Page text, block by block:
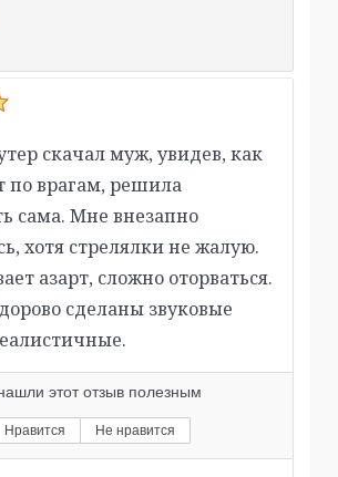
скачал муж, увидев, как
по врагам, решила
сама. Мне внезапно
хотя стрелялки не жалую.
азарт, сложно оторваться.
сделаны звуковые
этот отзыв полезным
Нравится Не нравится